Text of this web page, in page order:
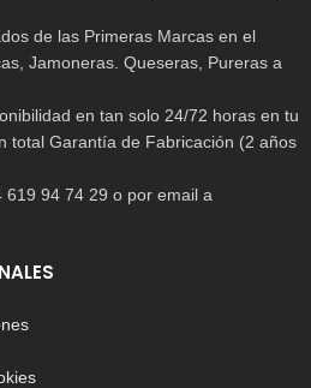
de las Primeras Marcas en el
Jamoneras. Queseras, Pureras a
en tan solo 24/72 horas en tu
total Garantía de Fabricación (2 años
94 74 29 o por email a